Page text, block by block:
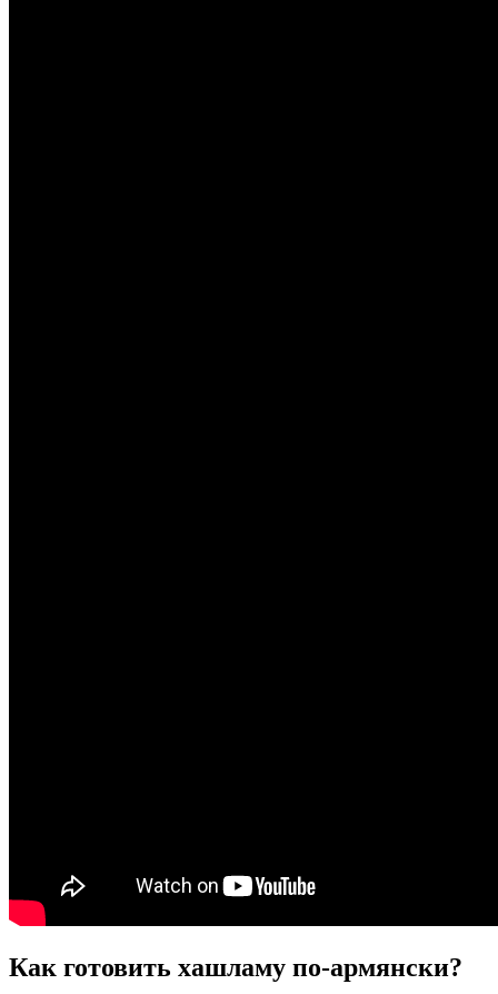
Как готовить хашламу по-армянски?